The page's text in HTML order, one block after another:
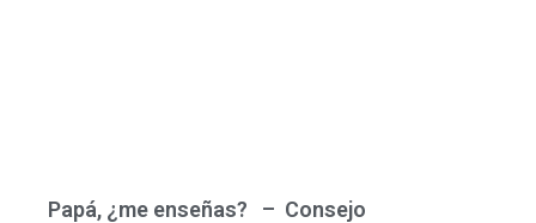
Papá, ¿me enseñas? – Consejo